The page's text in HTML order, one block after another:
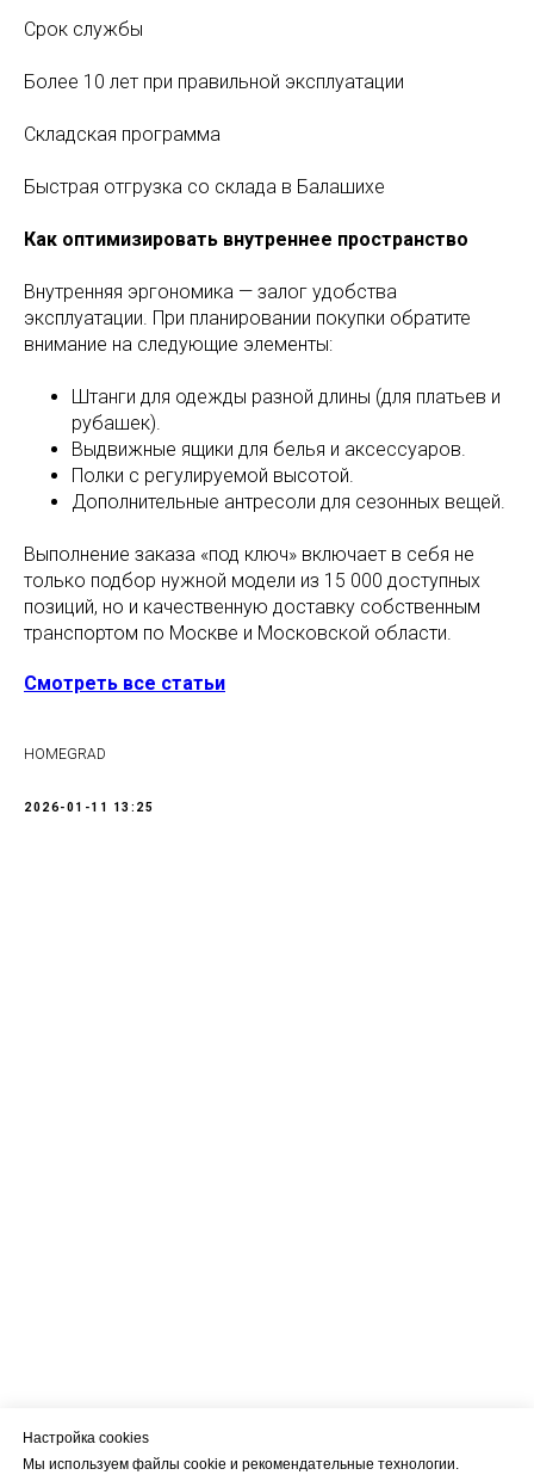
Срок службы
Более 10 лет при правильной эксплуатации
Складская программа
Быстрая отгрузка со склада в Балашихе
Как оптимизировать внутреннее пространство
Внутренняя эргономика — залог удобства
эксплуатации. При планировании покупки обратите
внимание на следующие элементы:
Штанги для одежды разной длины (для платьев и
рубашек).
Выдвижные ящики для белья и аксессуаров.
Полки с регулируемой высотой.
Дополнительные антресоли для сезонных вещей.
Выполнение заказа «под ключ» включает в себя не
только подбор нужной модели из 15 000 доступных
позиций, но и качественную доставку собственным
транспортом по Москве и Московской области.
Смотреть все статьи
HOMEGRAD
2026-01-11 13:25
Настройка cookies
Мы используем файлы cookie и рекомендательные технологии.